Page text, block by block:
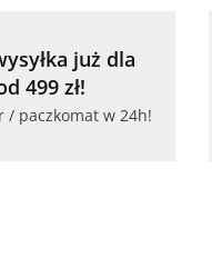
już dla
499 zł!
/ paczkomat w 24h!